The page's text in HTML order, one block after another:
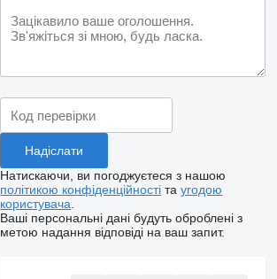
Натискаючи, ви погоджуєтеся з нашою
політикою конфіденційності таугодою
користувача
Ваші персональні дані будуть оброблені з
метою надання відповіді на ваш запит.